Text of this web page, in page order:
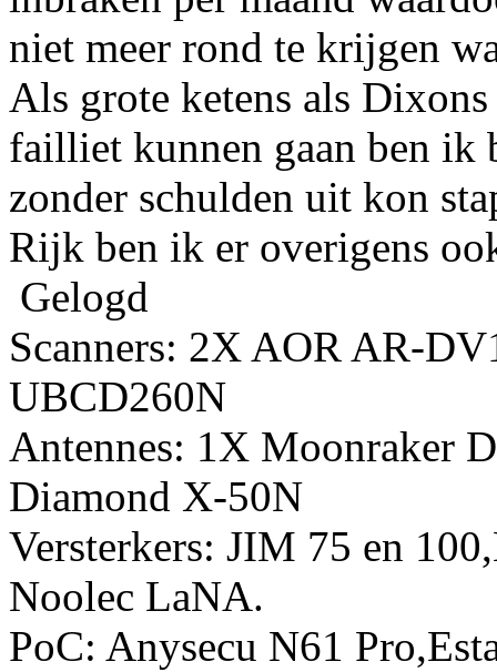
niet meer rond te krijgen
Als grote ketens als
failliet kunnen gaan ben ik
zonder schulden uit kon
Rijk ben ik er overigens
Gelogd
Scanners: 2X AOR AR-
UBCD260N
Antennes: 1X Moonraker
Diamond X-50N
Versterkers: JIM 75 en
Noolec LaNA.
PoC: Anysecu N61